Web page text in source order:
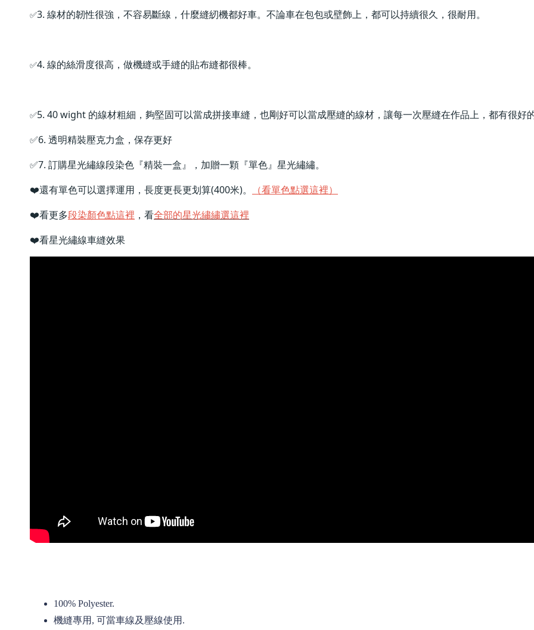
✅3. 線材的韌性很強，不容易斷線，什麼縫紉機都好車。不論車在包包或壁飾上，都可以持續很久，很耐用。
✅4. 線的絲滑度很高，做機縫或手縫的貼布縫都很棒。
✅5. 40 wight 的線材粗細，夠堅固可以當成拼接車縫，也剛好可以當成壓縫的線材，讓每一次壓縫在作品上，都有很好的
✅6. 透明精裝壓克力盒，保存更好
✅7. 訂購星光繡線段染色『精裝一盒』，加贈一顆『單色』星光繡繡。
❤️還有單色可以選擇運用，長度更長更划算(400米)。
（看單色點選這裡）
❤️看更多段染顏色點這裡 ，看全部的星光繡繡選這裡
❤️看星光繡線車縫效果
100% Polyester.
機縫專用, 可當車線及壓線使用.